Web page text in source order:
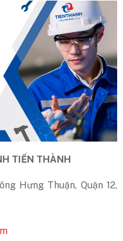
TIẾN THÀNH
Hưng Thuận, Quận 12,